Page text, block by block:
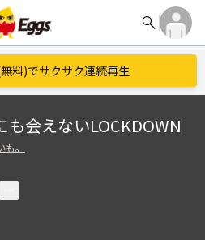
search
料)でサクサク連続再生
も会えないLOCKDOWN
。